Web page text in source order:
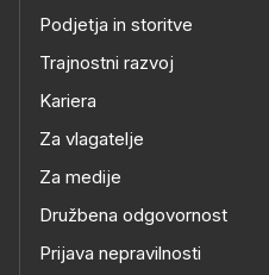
Podjetja in storitve
Trajnostni razvoj
Kariera
Za vlagatelje
Za medije
Družbena odgovornost
Prijava nepravilnosti